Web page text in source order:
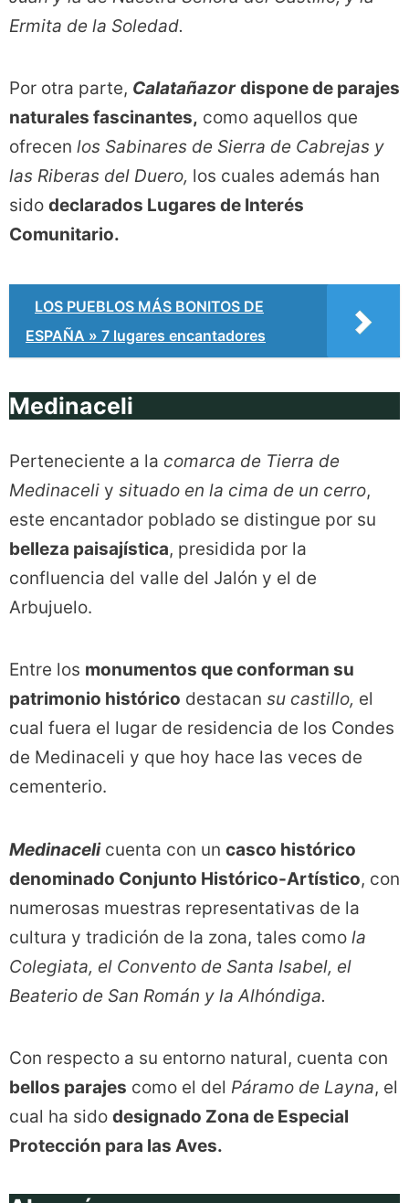
Ermita de la Soledad.
Por otra parte, Calatañazor dispone de parajes
naturales fascinantes, como aquellos que
ofrecen los Sabinares de Sierra de Cabrejas y
las Riberas del Duero, los cuales además han
sido declarados Lugares de Interés
Comunitario.
LOS PUEBLOS MÁS BONITOS DE
ESPAÑA » 7 lugares encantadores
Medinaceli
Perteneciente a la comarca de Tierra de
Medinaceli y situado en la cima de un cerro,
este encantador poblado se distingue por su
belleza paisajística, presidida por la
confluencia del valle del Jalón y el de
Arbujuelo.
Entre los monumentos que conforman su
patrimonio histórico destacan su castillo, el
cual fuera el lugar de residencia de los Condes
de Medinaceli y que hoy hace las veces de
cementerio.
Medinacelicuenta con un casco histórico
denominado Conjunto Histórico-Artístico, con
numerosas muestras representativas de la
cultura y tradición de la zona, tales como la
Colegiata, el Convento de Santa Isabel, el
Beaterio de San Román y la Alhóndiga.
Con respecto a su entorno natural, cuenta con
bellos parajes como el del Páramo de Layna, el
cual ha sido designado Zona de Especial
Protección para las Aves.